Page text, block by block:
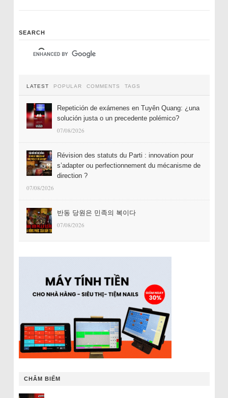
SEARCH
LATEST POPULAR COMMENTS TAGS
Repetición de exámenes en Tuyên Quang: ¿una
solución justa o un precedente polémico?
07/08/2026
Révision des statuts du Parti : innovation pour
s’adapter ou perfectionnement du mécanisme de
direction ?
07/08/2026
반동 당원은 민족의 복이다
07/08/2026
CHÂM BIẾM